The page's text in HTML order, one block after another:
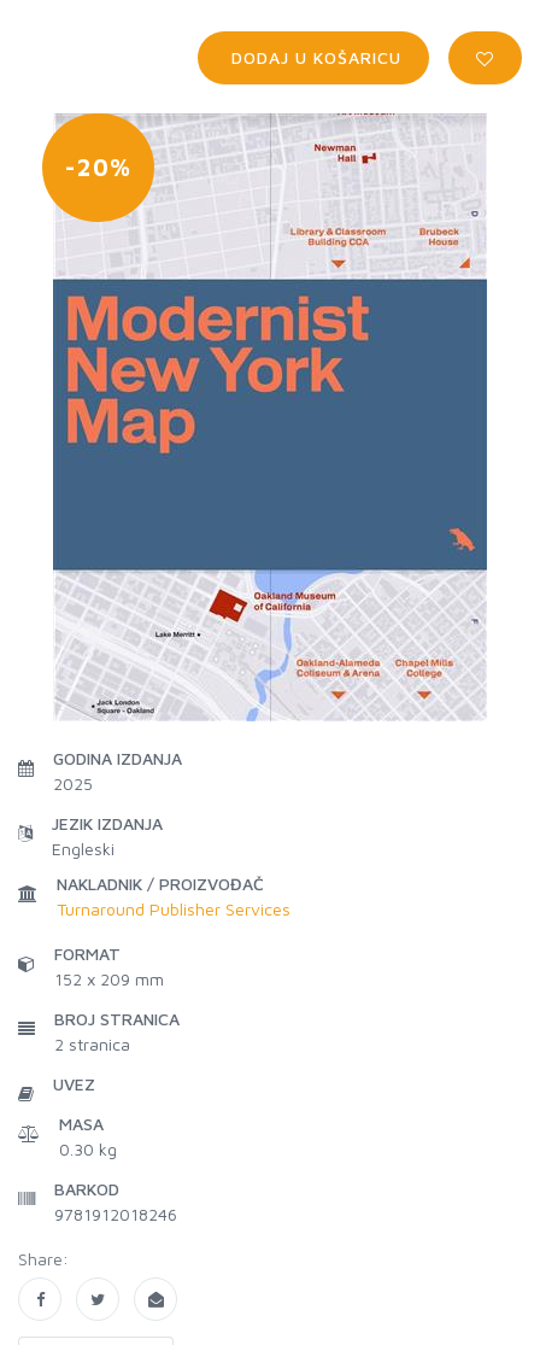
DODAJ U KOŠARICU
-20%
GODINA IZDANJA
2025
JEZIK IZDANJA
Engleski
NAKLADNIK / PROIZVOĐAČ
Turnaround Publisher Services
FORMAT
152 x 209 mm
BROJ STRANICA
2 stranica
UVEZ
MASA
0.30 kg
BARKOD
9781912018246
Share: